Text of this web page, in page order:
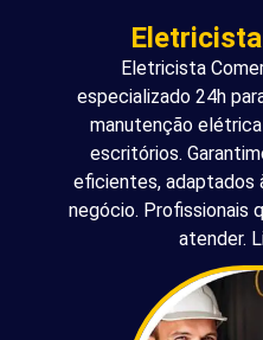
Eletricista
especializado 24h
manutenção
escritórios.
eficientes, adaptados
negócio. Profissionais
atender.